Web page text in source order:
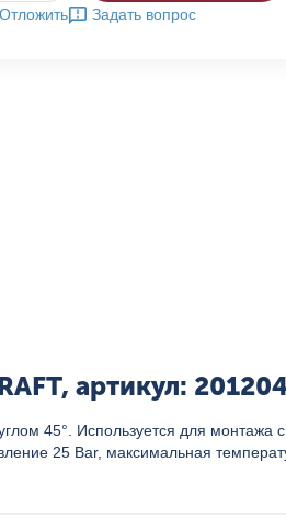
Отложить Задать вопрос
артикул:
45°. Используется для монтажа
25 Bar, максимальная